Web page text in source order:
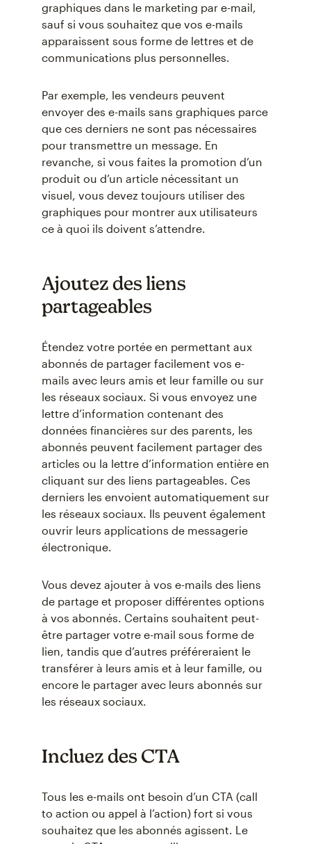
graphiques dans le marketing par e-mail,
sauf si vous souhaitez que vos e-mails
apparaissent sous forme de lettres et de
communications plus personnelles.
Par exemple, les vendeurs peuvent
envoyer des e-mails sans graphiques parce
que ces derniers ne sont pas nécessaires
pour transmettre un message. En
revanche, si vous faites la promotion d’un
produit ou d’un article nécessitant un
visuel, vous devez toujours utiliser des
graphiques pour montrer aux utilisateurs
ce à quoi ils doivent s’attendre.
Ajoutez des liens
partageables
Étendez votre portée en permettant aux
abonnés de partager facilement vos e-
mails avec leurs amis et leur famille ou sur
les réseaux sociaux. Si vous envoyez une
lettre d’information contenant des
données financières sur des parents, les
abonnés peuvent facilement partager des
articles ou la lettre d’information entière en
cliquant sur des liens partageables. Ces
derniers les envoient automatiquement sur
les réseaux sociaux. Ils peuvent également
ouvrir leurs applications de messagerie
électronique.
Vous devez ajouter à vos e-mails des liens
de partage et proposer différentes options
à vos abonnés. Certains souhaitent peut-
être partager votre e-mail sous forme de
lien, tandis que d’autres préféreraient le
transférer à leurs amis et à leur famille, ou
encore le partager avec leurs abonnés sur
les réseaux sociaux.
Incluez des CTA
Tous les e-mails ont besoin d’un CTA (call
to action ou appel à l’action) fort si vous
souhaitez que les abonnés agissent. Le